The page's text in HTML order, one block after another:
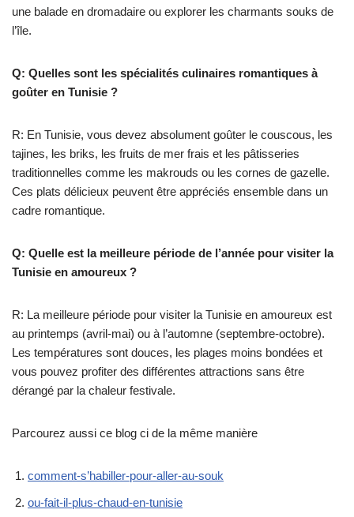
une balade en dromadaire ou explorer les charmants souks de
l’île.
Q: Quelles sont les spécialités culinaires romantiques à
goûter en Tunisie ?
R: En Tunisie, vous devez absolument goûter le couscous, les
tajines, les briks, les fruits de mer frais et les pâtisseries
traditionnelles comme les makrouds ou les cornes de gazelle.
Ces plats délicieux peuvent être appréciés ensemble dans un
cadre romantique.
Q: Quelle est la meilleure période de l’année pour visiter la
Tunisie en amoureux ?
R: La meilleure période pour visiter la Tunisie en amoureux est
au printemps (avril-mai) ou à l’automne (septembre-octobre).
Les températures sont douces, les plages moins bondées et
vous pouvez profiter des différentes attractions sans être
dérangé par la chaleur festivale.
Parcourez aussi ce blog ci de la même manière
comment-s’habiller-pour-aller-au-souk
ou-fait-il-plus-chaud-en-tunisie